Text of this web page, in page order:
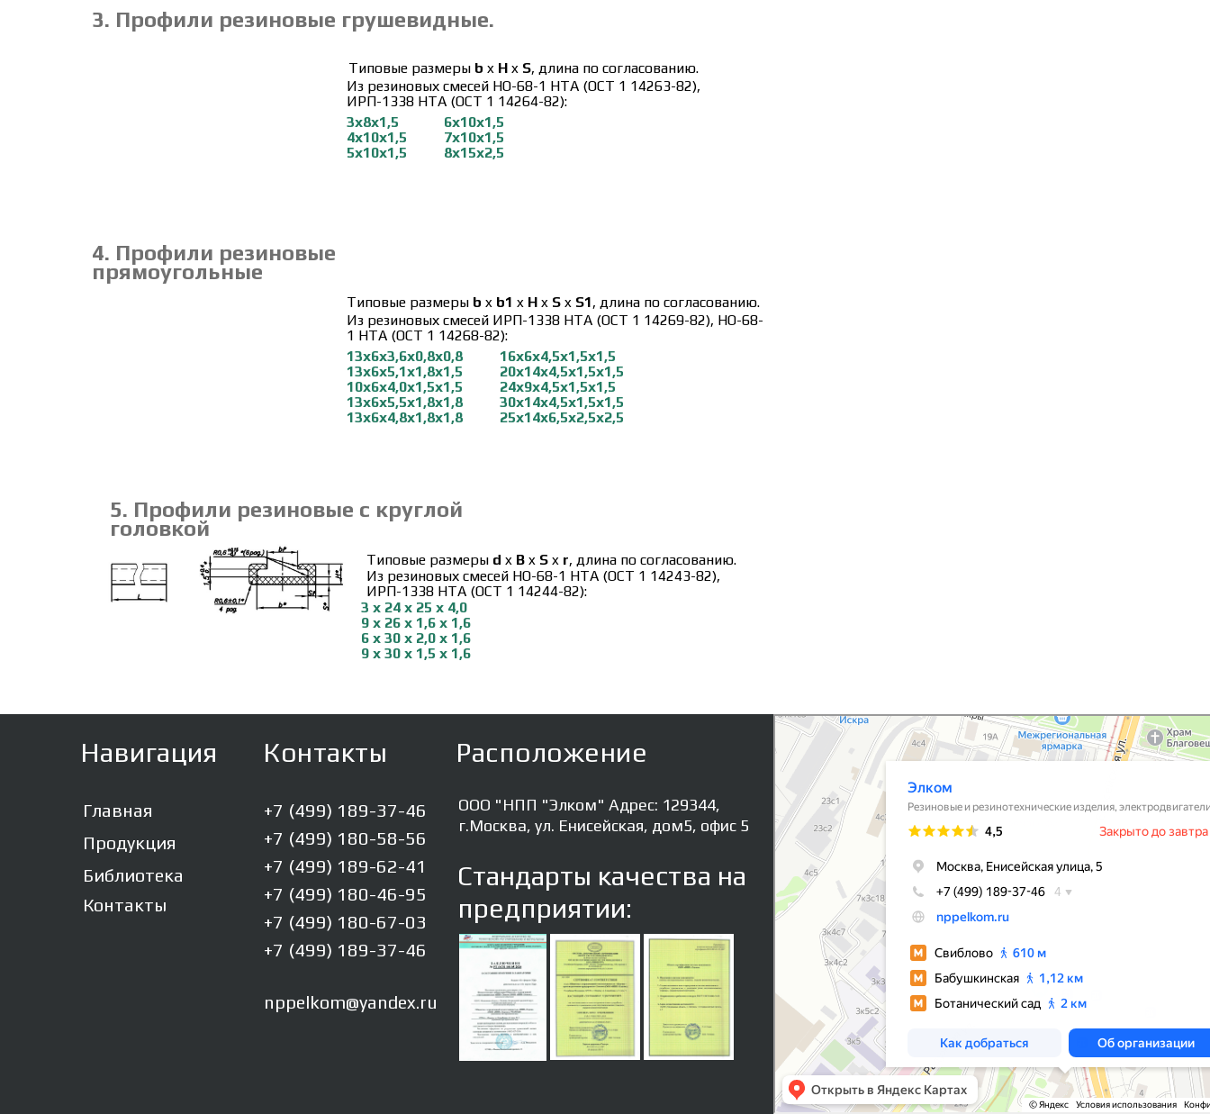
Типовые размеры d x B x S x r, длина по согласованию.
Из резиновых смесей НО-68-1 НТА (ОСТ 1 14243-82),
ИРП-1338 НТА (ОСТ 1 14244-82):
3 х 24 х 25 х 4,0
9 х 26 х 1,6 х 1,6
6 х 30 х 2,0 х 1,6
9 х 30 х 1,5 х 1,6
5. Профили резиновые с круглой
головкой
Типовые размеры b x b1 x H x S x S1, длина по согласованию.
Из резиновых смесей ИРП-1338 НТА (ОСТ 1 14269-82), НО-68-
1 НТА (ОСТ 1 14268-82):
16х6х4,5х1,5х1,5
20х14х4,5х1,5х1,5
24х9х4,5х1,5х1,5
30х14х4,5х1,5х1,5
25х14х6,5х2,5х2,5
13х6х3,6х0,8х0,8
13х6х5,1х1,8х1,5
10х6х4,0х1,5х1,5
13х6х5,5х1,8х1,8
13х6х4,8х1,8х1,8
4. Профили резиновые
прямоугольные
Типовые размеры b x H x S, длина по согласованию.
Из резиновых смесей НО-68-1 НТА (ОСТ 1 14263-82),
ИРП-1338 НТА (ОСТ 1 14264-82):
3х8х1,5
4х10х1,5
5х10х1,5
6х10х1,5
7х10х1,5
8х15х2,5
3. Профили резиновые грушевидные.
Элком
Резиновые и резинотехнические изделия в Москве
ООО "НПП "Элком" Адрес: 129344,
г.Москва, ул. Енисейская, дом5, офис 5
Расположение
Стандарты качества на
предприятии:
+7 (499) 189-37-46
+7 (499) 180-58-56
+7 (499) 189-62-41
+7 (499) 180-46-95
+7 (499) 180-67-03
+7 (499) 189-37-46
nppelkom@yandex.ru
Контакты
Главная
Продукция
Библиотека
Контакты
Навигация